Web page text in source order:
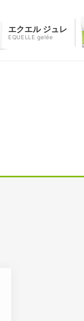
エクエル ジュレ
EQUELLE gelée